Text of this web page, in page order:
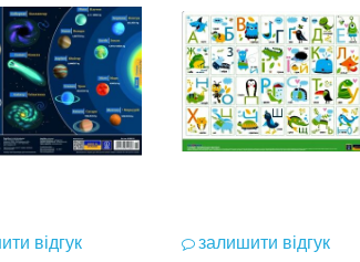
відгук залишити відгук